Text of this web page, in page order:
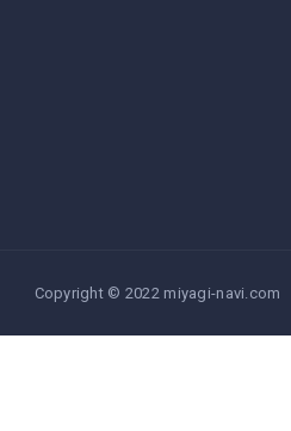
Copyright © 2022 miyagi-navi.com